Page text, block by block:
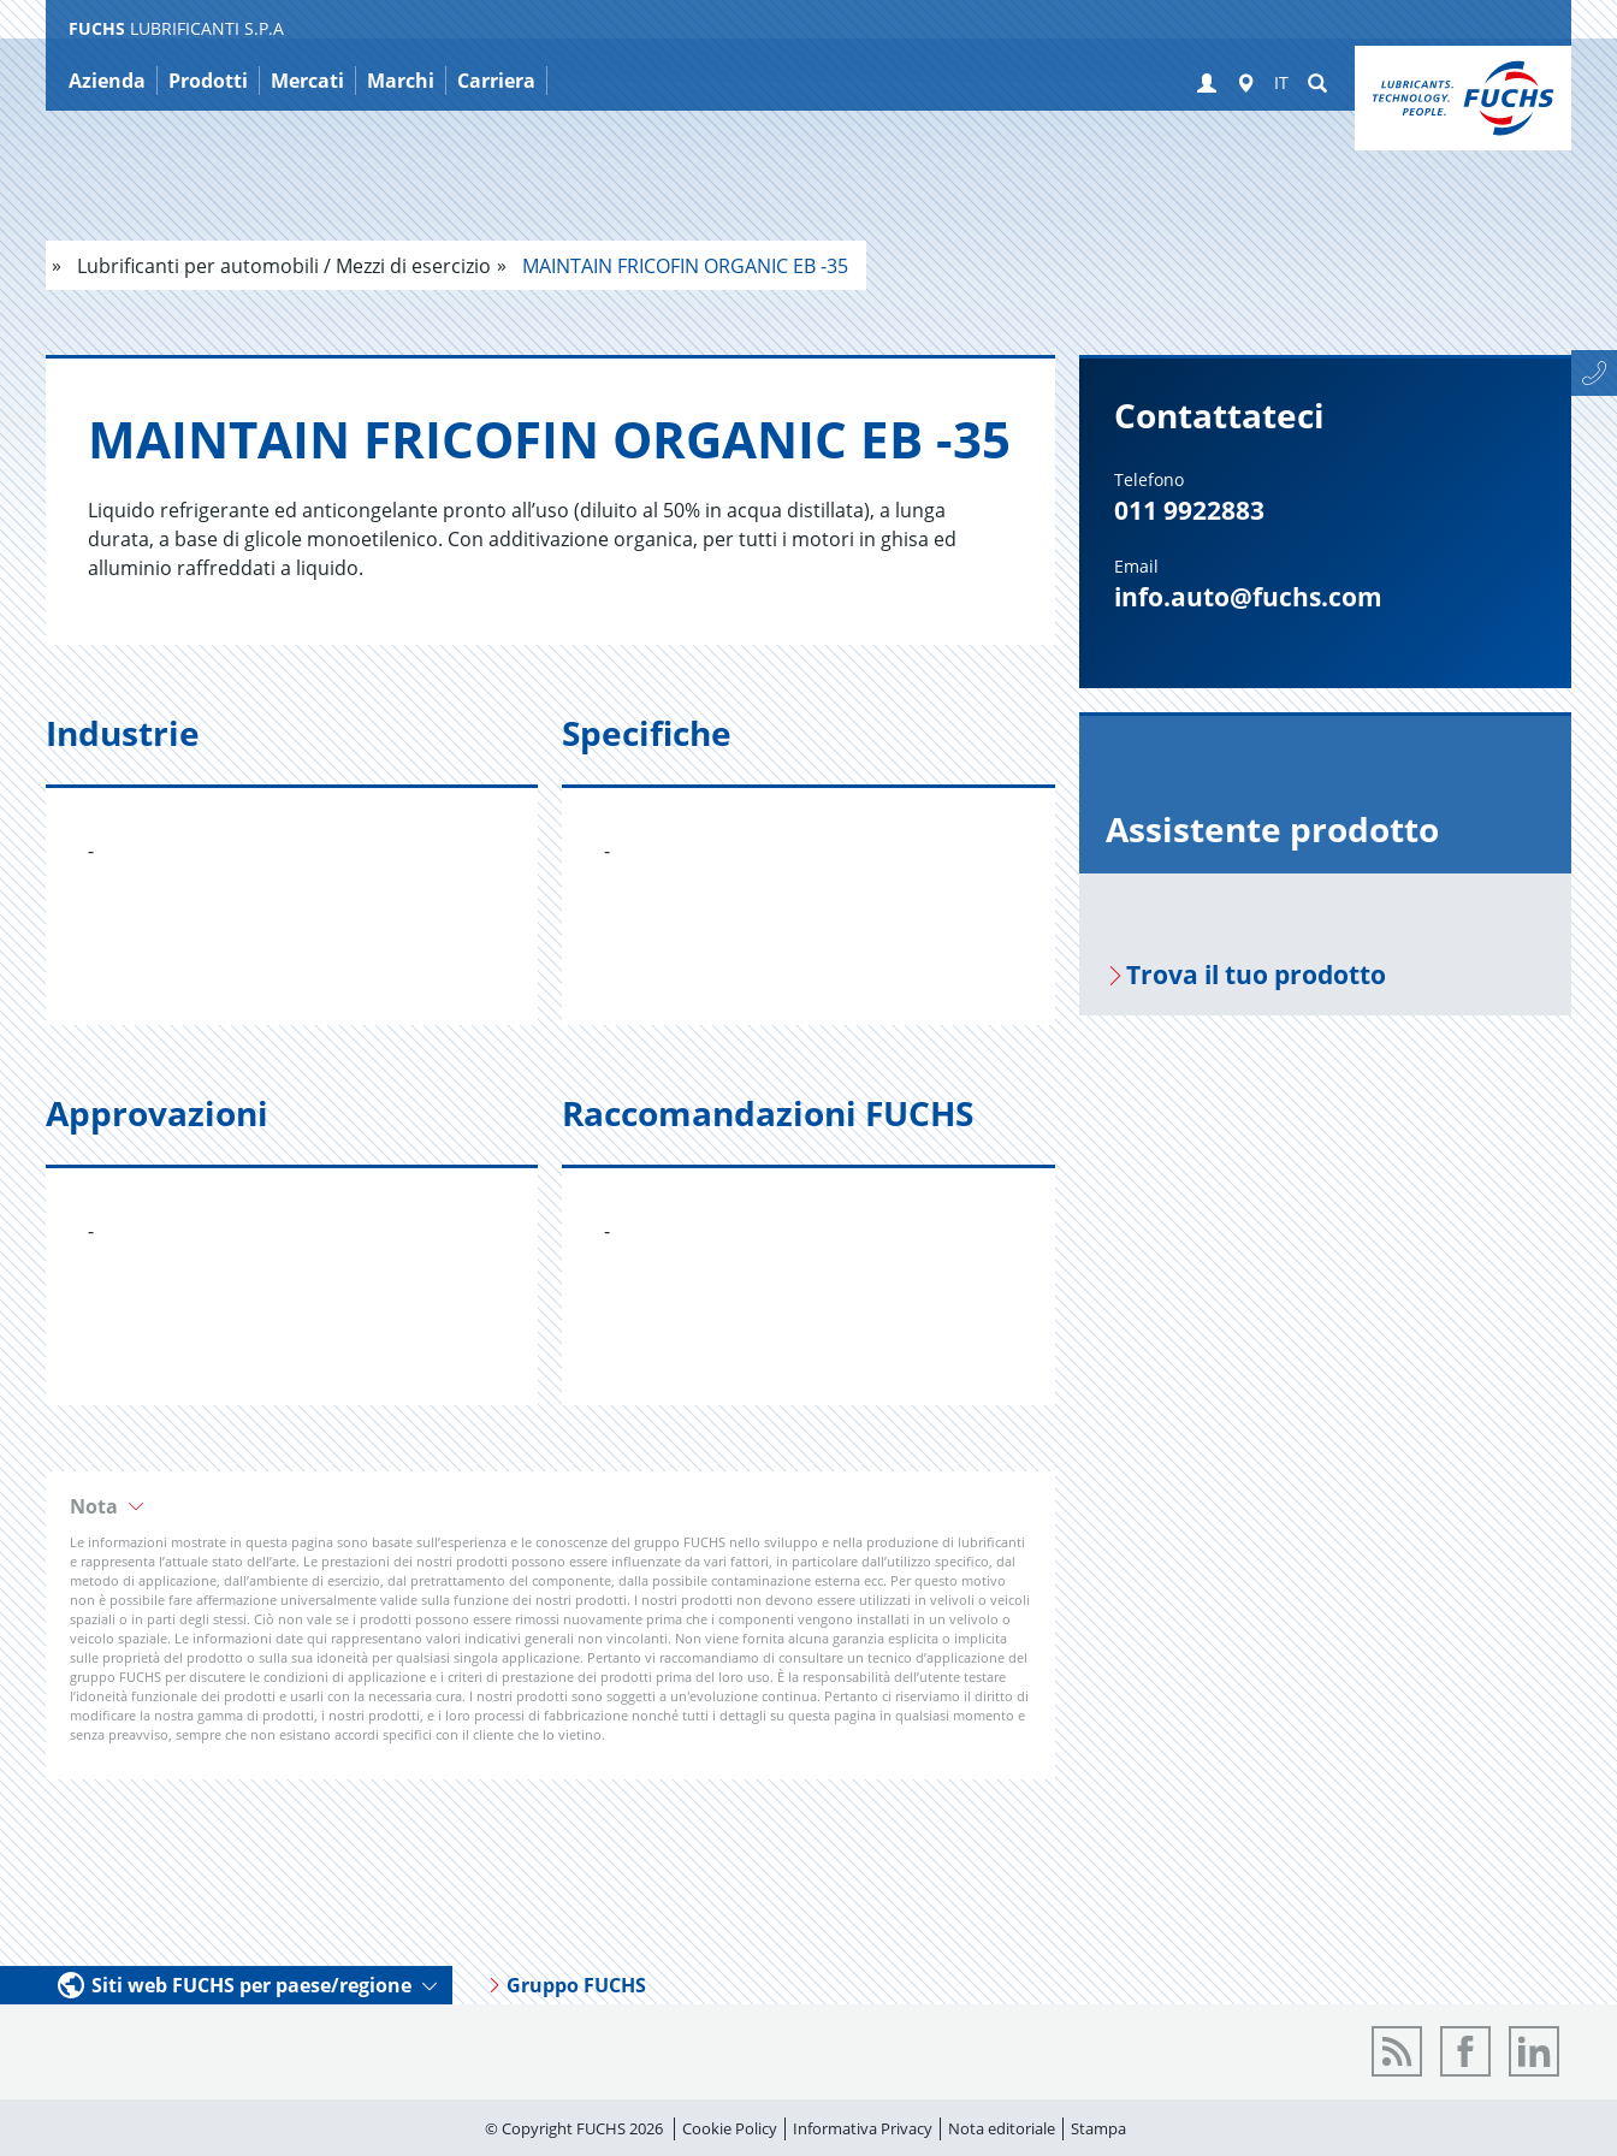
Salta
al
contenuto
FUCHS LUBRIFICANTI S.P.A
Azienda Prodotti Mercati Marchi Carriera Login Worldwide
IT Suchen
Lubrificanti per automobili / Mezzi di esercizio MAINTAIN FRICOFIN ORGANIC EB -35
MAIN­TAIN FRI­CO­FIN OR­GA­NIC EB -35
Liquido refrigerante ed anticongelante pronto all’uso (diluito al 50% in acqua distillata), a lunga
durata, a base di glicole monoetilenico. Con additivazione organica, per tutti i motori in ghisa ed
alluminio raffreddati a liquido.
Industrie
-
Specifiche
-
Approvazioni
-
Raccomandazioni FUCHS
-
Nota
Le informazioni mostrate in questa pagina sono basate sull’esperienza e le conoscenze del gruppo FUCHS nello sviluppo e nella produzione di lubrificanti
e rappresenta l’attuale stato dell’arte. Le prestazioni dei nostri prodotti possono essere influenzate da vari fattori, in particolare dall’utilizzo specifico, dal
metodo di applicazione, dall’ambiente di esercizio, dal pretrattamento del componente, dalla possibile contaminazione esterna ecc. Per questo motivo
non è possibile fare affermazione universalmente valide sulla funzione dei nostri prodotti. I nostri prodotti non devono essere utilizzati in velivoli o veicoli
spaziali o in parti degli stessi. Ciò non vale se i prodotti possono essere rimossi nuovamente prima che i componenti vengono installati in un velivolo o
veicolo spaziale. Le informazioni date qui rappresentano valori indicativi generali non vincolanti. Non viene fornita alcuna garanzia esplicita o implicita
sulle proprietà del prodotto o sulla sua idoneità per qualsiasi singola applicazione. Pertanto vi raccomandiamo di consultare un tecnico d’applicazione del
gruppo FUCHS per discutere le condizioni di applicazione e i criteri di prestazione dei prodotti prima del loro uso. È la responsabilità dell’utente testare
l’idoneità funzionale dei prodotti e usarli con la necessaria cura. I nostri prodotti sono soggetti a un'evoluzione continua. Pertanto ci riserviamo il diritto di
modificare la nostra gamma di prodotti, i nostri prodotti, e i loro processi di fabbricazione nonché tutti i dettagli su questa pagina in qualsiasi momento e
senza preavviso, sempre che non esistano accordi specifici con il cliente che lo vietino.
Contattateci
Telefono
011 9922883
Email
info.auto@fuchs.com
As­si­sten­te pro­dot­to
Trova il tuo pro­dot­to
Siti web FUCHS per paese/regione Gruppo FUCHS
© Copyright FUCHS 2026 Cookie Policy Informativa Privacy Nota editoriale Stampa